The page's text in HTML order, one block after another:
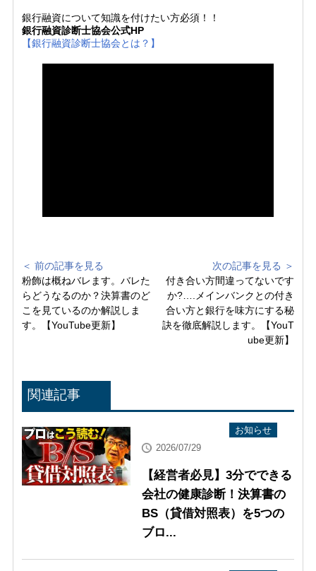
銀行融資について知識を付けたい方必須！！
銀行融資診断士協会公式HP
【銀行融資診断士協会とは？】
＜ 前の記事を見る
粉飾は概ねバレます。バレた
らどうなるのか？決算書のど
こを見ているのか解説しま
す。【YouTube更新】
次の記事を見る ＞
付き合い方間違ってないです
か?….メインバンクとの付き
合い方と銀行を味方にする秘
訣を徹底解説します。【YouT
ube更新】
関連記事
お知らせ
2026/07/29
【経営者必見】3分でできる
会社の健康診断！決算書の
BS（貸借対照表）を5つの
ブロ...